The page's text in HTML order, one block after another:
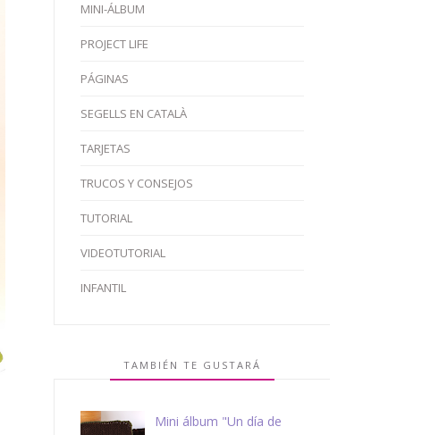
MINI-ÁLBUM
PROJECT LIFE
PÁGINAS
SEGELLS EN CATALÀ
TARJETAS
TRUCOS Y CONSEJOS
TUTORIAL
VIDEOTUTORIAL
INFANTIL
TAMBIÉN TE GUSTARÁ
Mini álbum "Un día de